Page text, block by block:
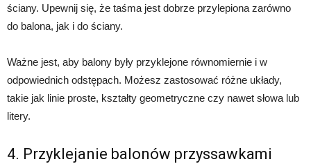
ściany. Upewnij się, że taśma jest dobrze przylepiona zarówno
do balona, jak i do ściany.
Ważne jest, aby balony były przyklejone równomiernie i w
odpowiednich odstępach. Możesz zastosować różne układy,
takie jak linie proste, kształty geometryczne czy nawet słowa lub
litery.
4. Przyklejanie balonów przyssawkami